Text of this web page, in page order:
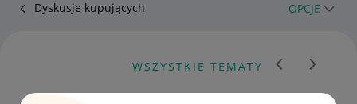
Dyskusje kupujących OPCJE
WSZYSTKIE TEMATY